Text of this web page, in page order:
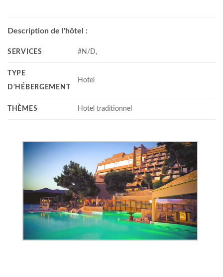
Description de l'hôtel :
SERVICES #N/D,
TYPE
D'HÉBERGEMENT
Hotel
THÈMES Hotel traditionnel